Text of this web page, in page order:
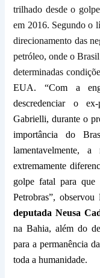
trilhado desde o
em 2016. Segundo o
direcionamento das
petróleo, onde o
determinadas
EUA. “Com a
descredenciar o
Gabrielli,durante o
importância do
lamentavelmente,
extremamente
golpe fatal para que
Petrobras”,
deputada Neusa
naBahia,além do
para a permanência
toda a humanidade.